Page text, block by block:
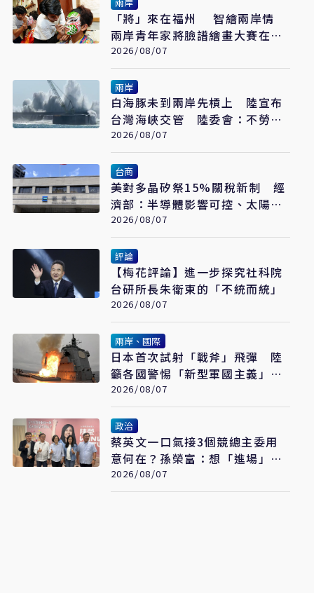
「將」來在福州 智繪兩岸情
兩岸青年家將臉譜繪畫大賽在福
州開幕
2026/08/07
兩岸
白海豚未到兩岸先槓上 陸宣布
台灣海峽交管 陸委會：不勞費
心
2026/08/07
台商
美對多晶矽祭15%關稅新制 經
濟部：半導體影響可控、太陽能
產業衝擊有限
2026/08/07
評論
【梅花評論】進一步探究社科院
台研所長朱衛東的「不統而統」
2026/08/07
兩岸、國際
日本首次試射「戰斧」飛彈 陸
籲各國警惕「新型軍國主義」發
展
2026/08/07
政治
蔡英文一口氣接3個競總主委用
意何在？孫榮富：想「進場」接
黨主席
2026/08/07